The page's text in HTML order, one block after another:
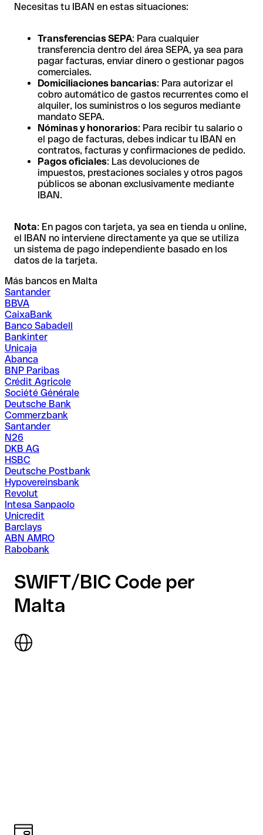
Necesitas tu IBAN en estas situaciones:
Transferencias SEPA: Para cualquier
transferencia dentro del área SEPA, ya sea para
pagar facturas, enviar dinero o gestionar pagos
comerciales.
Domiciliaciones bancarias: Para autorizar el
cobro automático de gastos recurrentes como el
alquiler, los suministros o los seguros mediante
mandato SEPA.
Nóminas y honorarios: Para recibir tu salario o
el pago de facturas, debes indicar tu IBAN en
contratos, facturas y confirmaciones de pedido.
Pagos oficiales: Las devoluciones de
impuestos, prestaciones sociales y otros pagos
públicos se abonan exclusivamente mediante
IBAN.
Nota: En pagos con tarjeta, ya sea en tienda u online,
el IBAN no interviene directamente ya que se utiliza
un sistema de pago independiente basado en los
datos de la tarjeta.
Más bancos en Malta
Santander
BBVA
CaixaBank
Banco Sabadell
Bankinter
Unicaja
Abanca
BNP Paribas
Crédit Agricole
Société Générale
Deutsche Bank
Commerzbank
Santander
N26
DKB AG
HSBC
Deutsche Postbank
Hypovereinsbank
Revolut
Intesa Sanpaolo
Unicredit
Barclays
ABN AMRO
Rabobank
SWIFT/BIC Code per
Malta